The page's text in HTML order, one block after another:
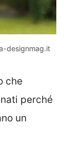
designmag.it
che
perché
un